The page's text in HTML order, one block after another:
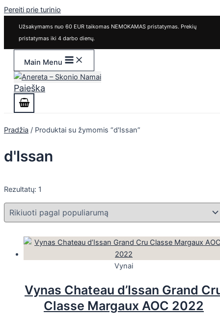
Pereiti prie turinio
Užsakymams nuo 60 EUR taikomas NEMOKAMAS pristatymas. Prekių
pristatymas iki 4 darbo dienų.
Main Menu
Paieška
Pradžia / Produktai su žymomis “d'Issan”
d'Issan
Rezultatų: 1
Vynai
Vynas Chateau d’Issan Grand
Classe Margaux AOC 2022